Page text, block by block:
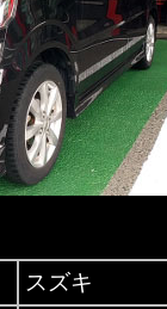
スズキ